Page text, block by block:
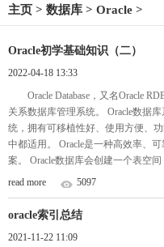
主页 > 数据库 > Oracle >
Oracle初学基础知识（二）
2022-04-18 13:33
Oracle Database，又名Oracle
关系数据库管理系统。 Oracle数据
统，拥有可移植性好、使用方便、
中都适用。 Oracle是一种高效率、
案。 Oracle数据库会创建一个表空
read more
5097
oracle索引总结
2021-11-22 11:09